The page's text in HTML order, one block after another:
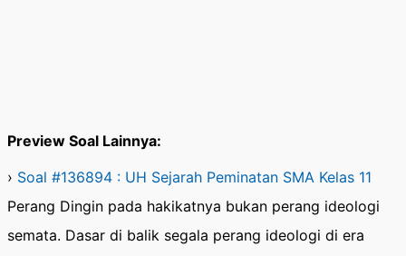
Preview Soal Lainnya:
› Soal #136894 : UH Sejarah Peminatan SMA Kelas 11
Perang Dingin pada hakikatnya bukan perang ideologi
semata. Dasar di balik segala perang ideologi di era